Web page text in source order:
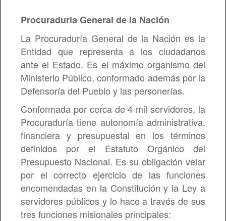
Procuraduria General de la Nación
La Procuraduría General de la Nación es la
Entidad que representa a los ciudadanos
ante el Estado. Es el máximo organismo del
Ministerio Público, conformado además por la
Defensoría del Pueblo y las personerías.
Conformada por cerca de 4 mil servidores, la
Procuraduría tiene autonomía administrativa,
financiera y presupuestal en los términos
definidos por el Estatuto Orgánico del
Presupuesto Nacional. Es su obligación velar
por el correcto ejercicio de las funciones
encomendadas en la Constitución y la Ley a
servidores públicos y lo hace a través de sus
tres funciones misionales principales: